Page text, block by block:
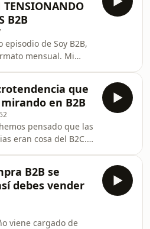
no se
sino con
episodio
qué el viejo modelo
se queda
son claros: el 60% del
de compra recae
TENSIONANDO
B2B
episodio de Soy B2B,
mensual. Mi
marcar la diferencia
de tu negocio. Hoy
macro-
están cambiando las
Si sientes que
vez más complejo, no
tuya: el mercado ha
son las r
que
en B2B
pensado que las
eran cosa del B2C.
en el B2B y por qué,
de incertidumbre,
e IA
los compradores
justo lo contrario:
B2B se
debes vender
viene cargado de